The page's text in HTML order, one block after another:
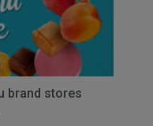
brand stores